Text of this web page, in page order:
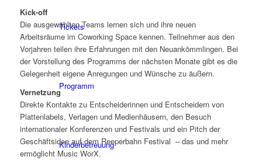
Tickets
Programm
Kinderbetreuung
Kick-off
Die ausgewählten Teams lernen sich und ihre neuen
Arbeitsräume im Coworking Space kennen. Teilnehmer aus den
Vorjahren teilen ihre Erfahrungen mit den Neuankömmlingen. Bei
der Vorstellung des Programms der nächsten Monate gibt es die
Gelegenheit eigene Anregungen und Wünsche zu äußern.
Vernetzung
Direkte Kontakte zu Entscheiderinnen und Entscheidern von
Plattenlabels, Verlagen und Medienhäusern, den Besuch
internationaler Konferenzen und Festivals und ein Pitch der
Geschäftsidee auf dem Reeperbahn Festival – das und mehr
ermöglicht Music WorX.